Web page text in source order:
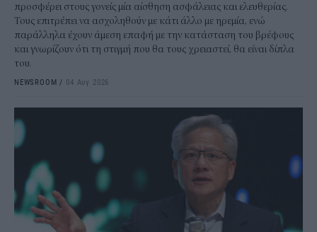
προσφέρει στους γονείς μία αίσθηση ασφάλειας και ελευθερίας.
Τους επιτρέπει να ασχοληθούν με κάτι άλλο με ηρεμία, ενώ
παράλληλα έχουν άμεση επαφή με την κατάσταση του βρέφους
και γνωρίζουν ότι τη στιγμή που θα τους χρειαστεί, θα είναι δίπλα
του.
NEWSROOM / 04 Αυγ 2026